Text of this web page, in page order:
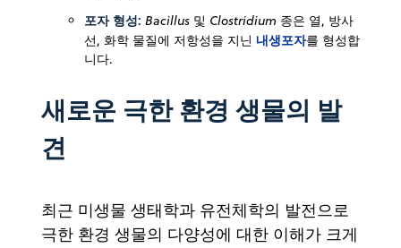
포자 형성: Bacillus 및 Clostridium 종은 열, 방사
선, 화학 물질에 저항성을 지닌 내생포자를 형성합
니다.
새로운 극한 환경 생물의 발
견
최근 미생물 생태학과 유전체학의 발전으로
극한 환경 생물의 다양성에 대한 이해가 크게